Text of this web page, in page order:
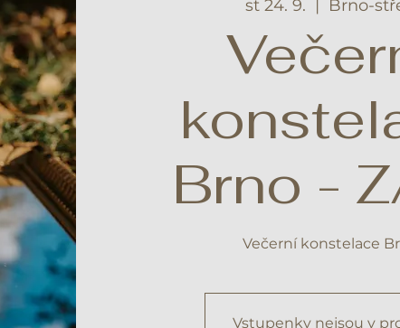
st 24. 9. Brno-
Brno -
Večerní konstelace
Vstupenky nejsou v